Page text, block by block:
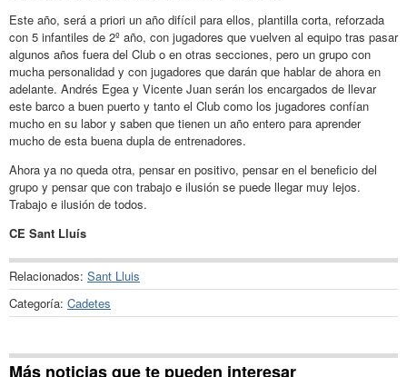
Este año, será a priori un año difícil para ellos, plantilla corta, reforzada
con 5 infantiles de 2º año, con jugadores que vuelven al equipo tras pasar
algunos años fuera del Club o en otras secciones, pero un grupo con
mucha personalidad y con jugadores que darán que hablar de ahora en
adelante. Andrés Egea y Vicente Juan serán los encargados de llevar
este barco a buen puerto y tanto el Club como los jugadores confían
mucho en su labor y saben que tienen un año entero para aprender
mucho de esta buena dupla de entrenadores.
Ahora ya no queda otra, pensar en positivo, pensar en el beneficio del
grupo y pensar que con trabajo e ilusión se puede llegar muy lejos.
Trabajo e ilusión de todos.
CE Sant Lluís
Relacionados: Sant Lluis
Categoría: Cadetes
Más noticias que te pueden interesar